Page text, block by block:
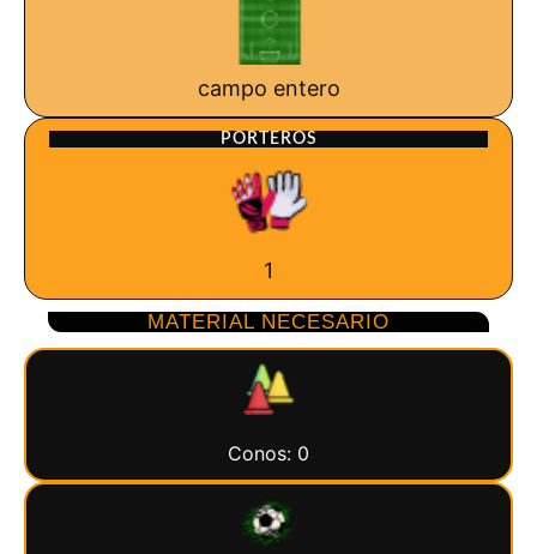
campo entero
PORTEROS
1
MATERIAL NECESARIO
Conos: 0